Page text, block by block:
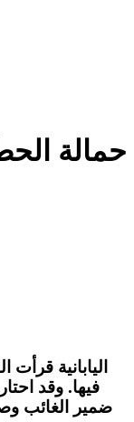
حمالة
اليابانية
فيها. وقد
ضمير الغائب